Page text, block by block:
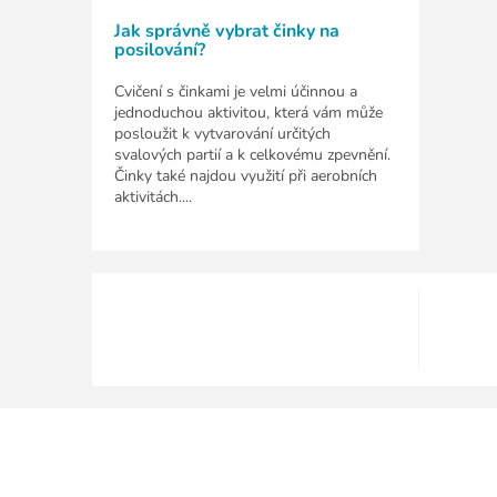
Jak správně vybrat činky na
posilování?
Cvičení s činkami je velmi účinnou a
jednoduchou aktivitou, která vám může
posloužit k vytvarování určitých
svalových partií a k celkovému zpevnění.
Činky také najdou využití při aerobních
aktivitách....